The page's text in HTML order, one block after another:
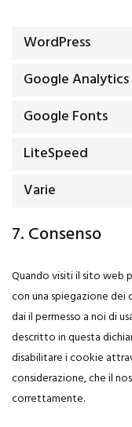
WordPress
Google Analytics
Google Fonts
LiteSpeed
Varie
7. Consenso
Quando visiti il sito web
con una spiegazione dei
dai il permesso a noi di
descritto in questa
disabilitare i cookie
considerazione, che il
correttamente.